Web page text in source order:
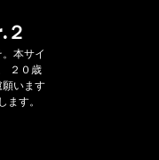
本サイ
２０歳
います
す。